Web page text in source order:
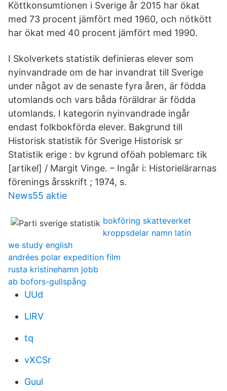
Köttkonsumtionen i Sverige år 2015 har ökat
med 73 procent jämfört med 1960, och nötkött
har ökat med 40 procent jämfört med 1990.
I Skolverkets statistik definieras elever som
nyinvandrade om de har invandrat till Sverige
under något av de senaste fyra åren, är födda
utomlands och vars båda föräldrar är födda
utomlands. I kategorin nyinvandrade ingår
endast folkbokförda elever. Bakgrund till
Historisk statistik för Sverige Historisk sr
Statistik erige : bv kgrund oföah poblemarc tik
[artikel] / Margit Vinge. – Ingår i: Historielärarnas
förenings årsskrift ; 1974, s.
News55 aktie
bokföring skatteverket
kroppsdelar namn latin
we study english
andrées polar expedition film
rusta kristinehamn jobb
ab bofors-gullspång
UUd
LlRV
tq
vXCSr
Guul